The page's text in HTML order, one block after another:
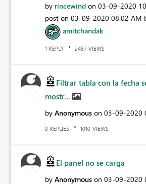
by rincewind on ‎03-09-2020
post on ‎03-09-2020 08:02 AM
amitchandak
1 REPLY 2487 VIEWS
Filtrar tabla con la fecha
mostr...
by Anonymous on ‎03-09-2020
0 REPLIES 1010 VIEWS
El panel no se carga
by Anonymous on ‎03-09-2020